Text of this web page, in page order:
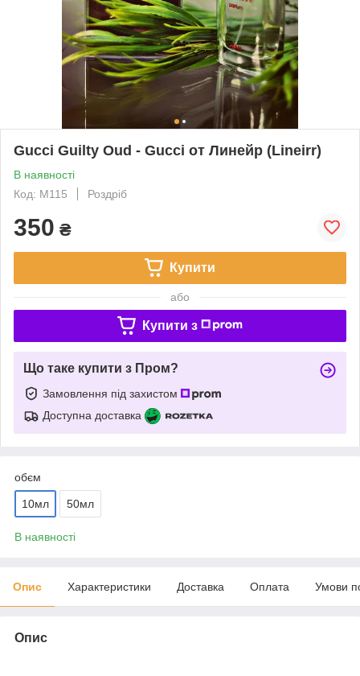
Gucci Guilty Oud - Gucci от Линейр (Lineirr)
В наявності
Код: М115
Роздріб
350 ₴
Купити
або
Купити з
Що таке купити з Пром?
Замовлення під захистом
Доступна доставка
обєм
10мл 50мл
В наявності
Опис Характеристики Доставка Оплата Умови
Опис